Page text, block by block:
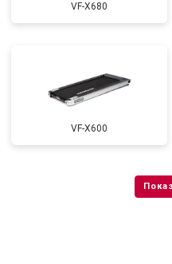
VF-X680
VF-X600